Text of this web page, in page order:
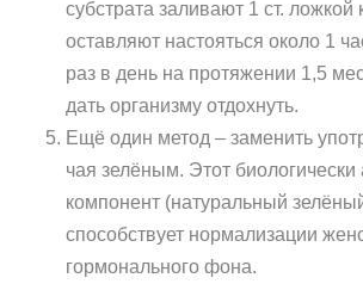
субстрата заливают 1 ст. ложкой
оставляют настояться около 1
раз в день на протяжении 1,5
дать организму отдохнуть.
Ещё один метод – заменить
чая зелёным. Этот биологически
компонент (натуральный
способствует нормализации
гормонального фона.